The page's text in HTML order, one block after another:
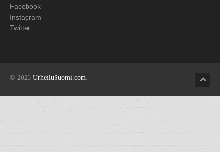
Facebook
Instagram
Twitter
© 2026 UrheiluSuomi.com